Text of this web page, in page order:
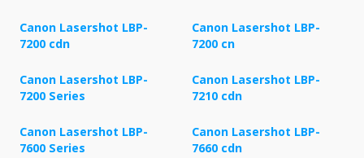
Canon Lasershot LBP-
7200 cdn
Canon Lasershot LBP-
7200 cn
Canon Lasershot LBP-
7200 Series
Canon Lasershot LBP-
7210 cdn
Canon Lasershot LBP-
7600 Series
Canon Lasershot LBP-
7660 cdn